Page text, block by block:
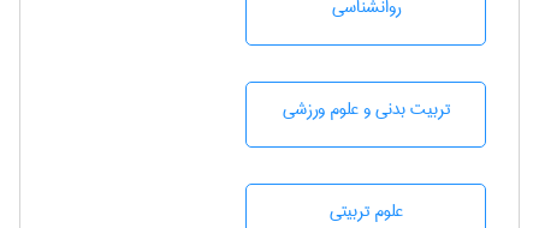
روانشناسی
تربيت بدنی و علوم ورزشی
علوم تربيتی